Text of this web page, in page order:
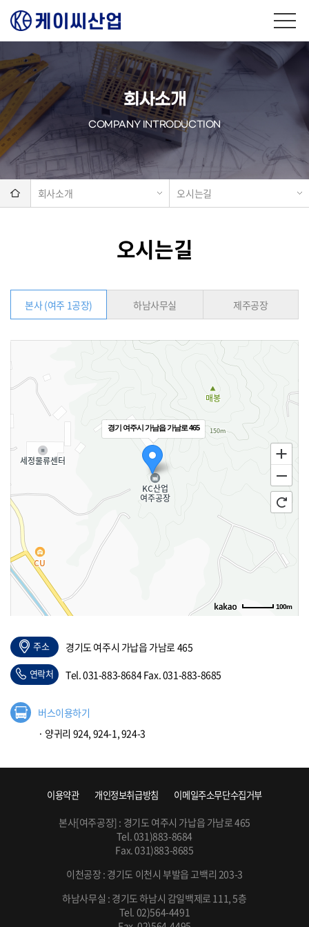
회사소개
COMPANY INTRODUCTION
회사소개 오시는길
오시는길
본사 (여주 1공장) 하남사무실 제주공장
경기 여주시 가남읍 가남로 465
100m
주소 경기도 여주시 가납읍 가남로 465
연락처 Tel. 031-883-8684 Fax. 031-883-8685
버스이용하기
· 양귀리 924, 924-1, 924-3
이용약관 개인정보취급방침 이메일주소무단수집거부
본사[여주공장] : 경기도 여주시 가납읍 가남로 465
Tel. 031)883-8684
Fax. 031)883-8685
이천공장 : 경기도 이천시 부발읍 고백리 203-3
하남사무실 : 경기도 하남시 감일백제로 111, 5층
Tel. 02)564-4491